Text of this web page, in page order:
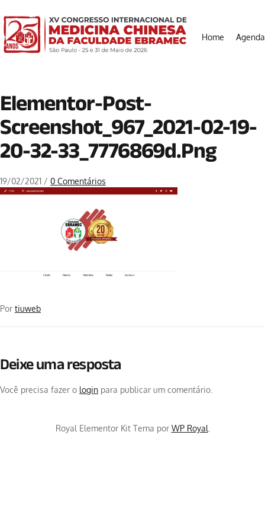
Home Agenda
Elementor-Post-
Screenshot_967_2021-02-19-
20-32-33_7776869d.png
19/02/2021 / 0 Comentários
Por tiuweb
Deixe uma resposta
Você precisa fazer o login para publicar um comentário.
Royal Elementor Kit Tema por WP Royal